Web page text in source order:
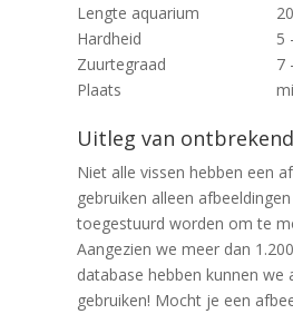
Lengte aquarium
Hardheid
5
Zuurtegraad
7
Plaats
Uitleg van
Niet alle vissen hebben een
gebruiken alleen
toegestuurd worden om te
Aangezien we meer dan
database hebben kunnen we
gebruiken! Mocht je een